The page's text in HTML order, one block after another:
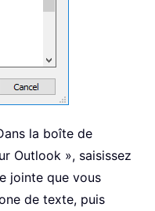
la boîte de
Outlook », saisissez
jointe que vous
de texte, puis